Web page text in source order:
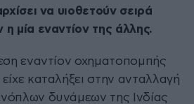
να υιοθετούν σειρά
μία εναντίον της άλλης.
εναντίον οχηματοπομπής
καταλήξει στην ανταλλαγή
δυνάμεων της Ινδίας